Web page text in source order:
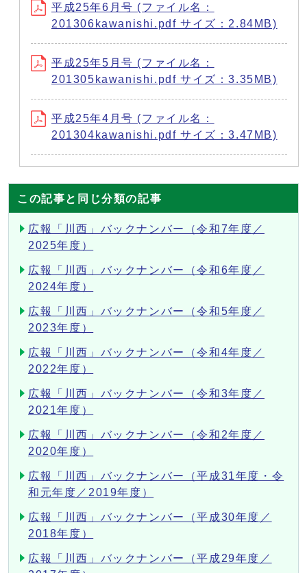
平成25年6月号 (ファイル名：
201306kawanishi.pdf サイズ：2.84MB)
平成25年5月号 (ファイル名：
201305kawanishi.pdf サイズ：3.35MB)
平成25年4月号 (ファイル名：
201304kawanishi.pdf サイズ：3.47MB)
この記事と同じ分類の記事
広報「川西」バックナンバー（令和7年度／
2025年度）
広報「川西」バックナンバー（令和6年度／
2024年度）
広報「川西」バックナンバー（令和5年度／
2023年度）
広報「川西」バックナンバー（令和4年度／
2022年度）
広報「川西」バックナンバー（令和3年度／
2021年度）
広報「川西」バックナンバー（令和2年度／
2020年度）
広報「川西」バックナンバー（平成31年度・令
和元年度／2019年度）
広報「川西」バックナンバー（平成30年度／
2018年度）
広報「川西」バックナンバー（平成29年度／